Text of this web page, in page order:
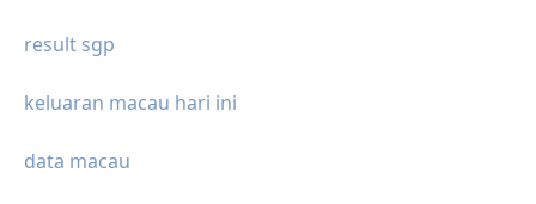
result sgp
keluaran macau hari ini
data macau